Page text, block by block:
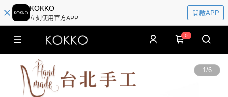
KOKKO
立刻使用官方APP
開啟APP
0
1/6